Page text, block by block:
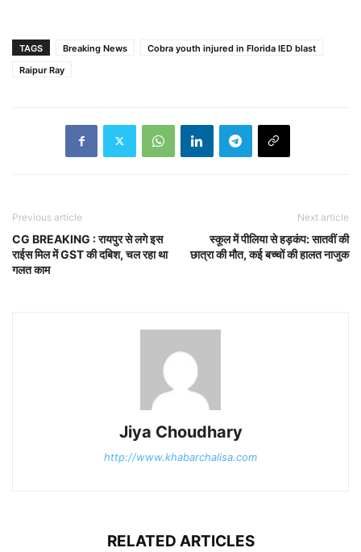
TAGS Breaking News
Cobra youth injured in Florida IED blast
Raipur Ray
Previous article
CG BREAKING : रायपुर से लगे इस
राईस मिल में GST की दबिश, चल रहा था
गलत काम
Next article
स्कूल में पीलिया से हड़कंप: सातवीं की
छात्रा की मौत, कई बच्चों की हालत नाजुक
Jiya Choudhary
http://www.khabarchalisa.com
RELATED ARTICLES